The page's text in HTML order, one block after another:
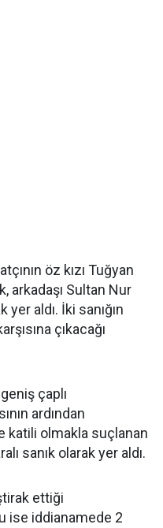
öz kızı Tuğyan
arkadaşı Sultan Nur
yer aldı. İki sanığın
çıkacağı
çaplı
ardından
katili olmakla suçlanan
sanık olarak yer aldı.
ettiği
ise iddianamede 2